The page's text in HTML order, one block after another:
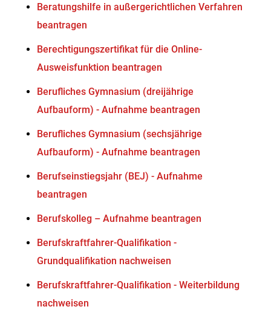
Beratungshilfe in außergerichtlichen Verfahren
beantragen
Berechtigungszertifikat für die Online-
Ausweisfunktion beantragen
Berufliches Gymnasium (dreijährige
Aufbauform) - Aufnahme beantragen
Berufliches Gymnasium (sechsjährige
Aufbauform) - Aufnahme beantragen
Berufseinstiegsjahr (BEJ) - Aufnahme
beantragen
Berufskolleg – Aufnahme beantragen
Berufskraftfahrer-Qualifikation -
Grundqualifikation nachweisen
Berufskraftfahrer-Qualifikation - Weiterbildung
nachweisen